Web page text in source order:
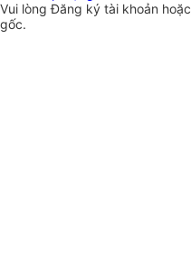
Vui lòngĐăng ký tài khoản hoặc
gốc.